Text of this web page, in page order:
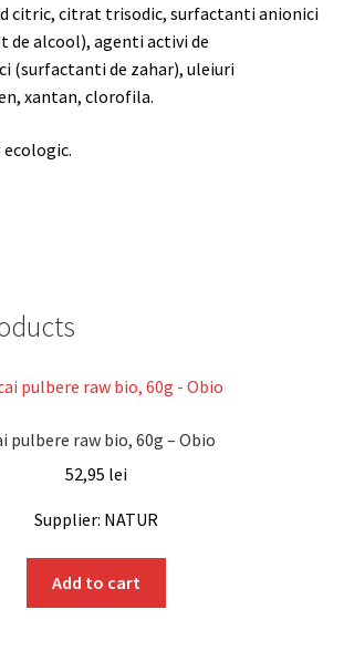
citric, citrat trisodic, surfactanti anionici
de alcool), agenti activi de
(surfactanti de zahar), uleiuri
xantan, clorofila.
pulbere raw bio, 60g – Obio
52,95 lei
Supplier: NATUR
Add to cart